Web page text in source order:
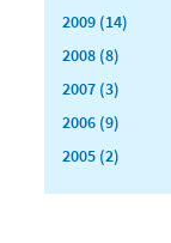
2009 (14)
2008 (8)
2007 (3)
2006 (9)
2005 (2)